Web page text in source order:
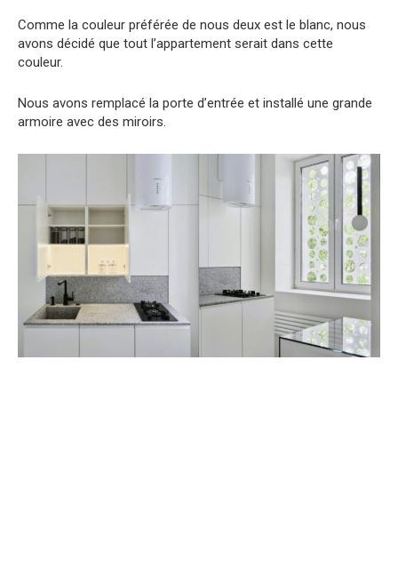
Comme la couleur préférée de nous deux est le blanc, nous
avons décidé que tout l’appartement serait dans cette
couleur.
Nous avons remplacé la porte d’entrée et installé une grande
armoire avec des miroirs.